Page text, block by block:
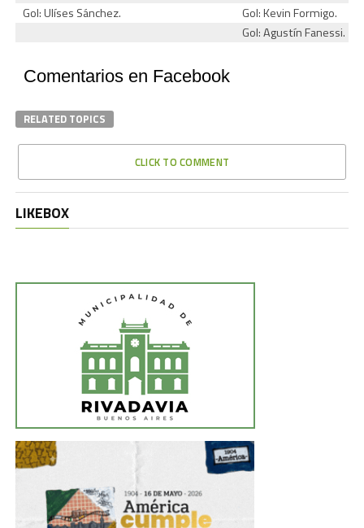
Gol: Ulíses Sánchez.
Gol: Kevin Formigo.
Gol: Agustín Fanessi.
Comentarios en Facebook
RELATED TOPICS
CLICK TO COMMENT
LIKEBOX